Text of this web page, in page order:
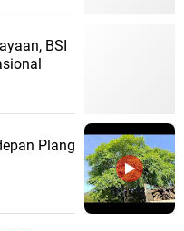
BSI
Plang